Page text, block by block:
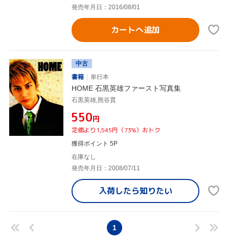
発売年月日：2016/08/01
カートへ追加
中古
書籍
単行本
HOME 石黒英雄ファースト写真集
石黒英雄,熊谷貫
¥550円
定価より1,545円（73%）おトク
獲得ポイント 5P
在庫なし
発売年月日：2008/07/11
入荷したら知りたい
1